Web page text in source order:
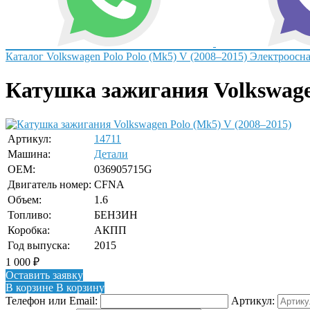
Каталог Volkswagen Polo Polo (Mk5) V (2008–2015)
Катушка зажигания
Артикул:
14711
Машина:
Детали
OEM:
036905715G
Двигатель номер: CFNA
Объем:
1.6
Топливо:
БЕНЗИН
Коробка:
АКПП
Год выпуска:
2015
1 000 ₽
Оставить заявку
В корзине В корзину
Телефон или Email:
Артикул: